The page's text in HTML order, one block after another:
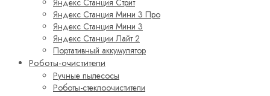
Яндекс Станция Стрит
Яндекс Станция Мини 3 Про
Яндекс Станция Мини 3
Яндекс Станции Лайт 2
Портативный аккумулятор
Роботы-очистители
Ручные пылесосы
Роботы-стеклоочистители